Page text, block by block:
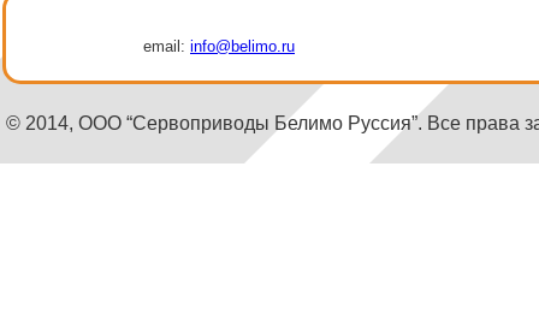
email: info@belimo.ru
© 2014, ООО “Сервоприводы Белимо Руссия”. Все права